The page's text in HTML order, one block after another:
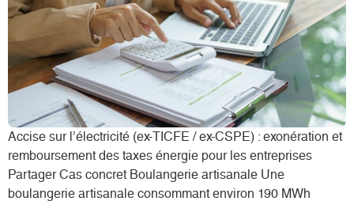
Accise sur l’électricité (ex-TICFE / ex-CSPE) : exonération et
remboursement des taxes énergie pour les entreprises
Partager Cas concret Boulangerie artisanale Une
boulangerie artisanale consommant environ 190 MWh